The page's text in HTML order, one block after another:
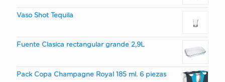
Vaso Shot Tequila
Fuente Clasica rectangular grande 2,9L
Pack Copa Champagne Royal 185 ml. 6 piezas